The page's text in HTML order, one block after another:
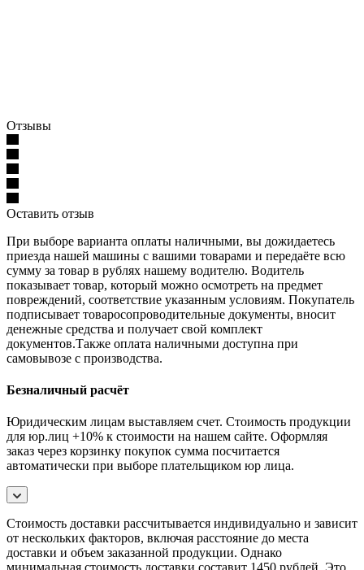
Отзывы
Оставить отзыв
При выборе варианта оплаты наличными, вы дожидаетесь
приезда нашей машины с вашими товарами и передаёте всю
сумму за товар в рублях нашему водителю. Водитель
показывает товар, который можно осмотреть на предмет
повреждений, соответствие указанным условиям. Покупатель
подписывает товаросопроводительные документы, вносит
денежные средства и получает свой комплект
документов.Также оплата наличными доступна при
самовывозе с производства.
Безналичный расчёт
Юридическим лицам выставляем счет. Стоимость продукции
для юр.лиц +10% к стоимости на нашем сайте. Оформляя
заказ через корзинку покупок сумма посчитается
автоматически при выборе плательщиком юр лица.
Стоимость доставки рассчитывается индивидуально и зависит
от нескольких факторов, включая расстояние до места
доставки и объем заказанной продукции. Однако